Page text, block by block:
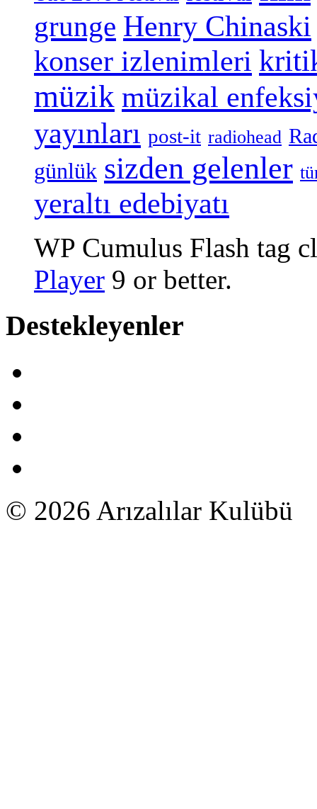
grunge Henry Chinaski
konser izlenimleri
müzik müzikal
yayınları post-it radiohead
günlük sizden gelenler
yeraltı edebiyatı
WP Cumulus Flash tag
Player 9 or better.
Destekleyenler
© 2026 Arızalılar Kulübü